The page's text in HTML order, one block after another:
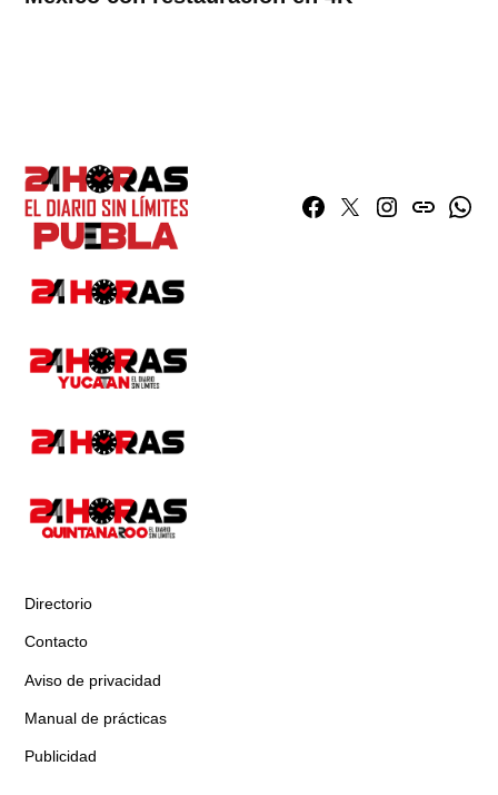
Facebook
TwitterInstagram
issuu
Directorio
Contacto
Aviso de privacidad
Manual de prácticas
Publicidad